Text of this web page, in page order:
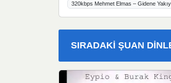
320kbps Mehmet Elmas – Gidene
SIRADAKI ŞUAN